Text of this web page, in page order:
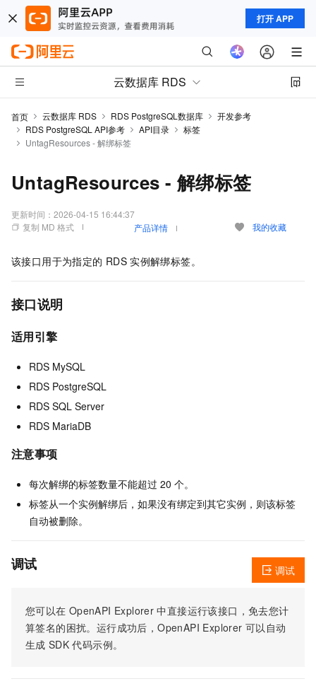
打开 APP
云数据库 RDS
首页 云数据库 RDS RDS PostgreSQL数据库
开发参考
RDS PostgreSQL API参考
API目录
标签
UntagResources - 解绑标签
UntagResources - 解绑标签
更新时间： 2026-04-15 16:44:37
复制 MD 格式
产品详情 我的收藏
该接口用于为指定的 RDS 实例解绑标签。
接口说明
适用引擎
RDS MySQL
RDS PostgreSQL
RDS SQL Server
RDS MariaDB
注意事项
每次解绑的标签数量不能超过 20 个。
标签从一个实例解绑后，如果没有绑定到其它实例，则该标签
自动被删除。
调试
您可以在 OpenAPI Explorer 中直接运行该接口，免去您计
算签名的困扰。运行成功后，OpenAPI Explorer 可以自动
生成 SDK 代码示例。
调试